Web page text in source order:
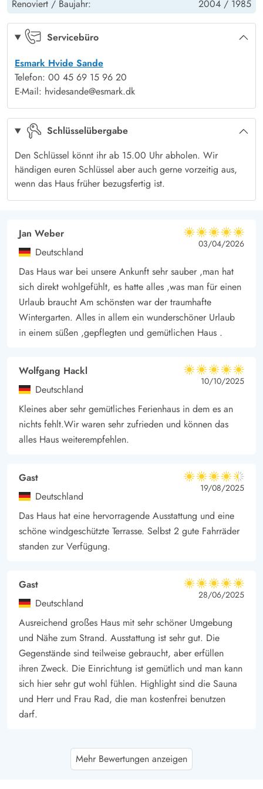
Ladeanschluss für Euer E-Auto. Er sorgt für eine bequeme und
nachhaltige Art, die Umgebung zu entdecken. Für Vorräte und
Snacks zwischendurch bietet euch der separate 90-Liter-
Sorgen um den Einkauf machen müsst.
Gönnt euch die Freiheit, die Ihr in eurem Ferienhaus in Klegod
euch von der Schönheit Dänemarks verzaubern und verbringt
unvergessliche Momente mit euren Lieben. Die Möglichkeiten
sind grenzenlos und warten darauf, von euch entdeckt zu
werden.
Renoviert / Baujahr: 2004 / 1985
Servicebüro
Esmark Hvide Sande
Telefon: 00 45 69 15 96 20
E-Mail: hvidesande@esmark.dk
Schlüsselübergabe
Den Schlüssel könnt ihr ab 15.00 Uhr abholen. Wir
händigen euren Schlüssel aber auch gerne vorzeitig aus,
wenn das Haus früher bezugsfertig ist.
Terrasse: offen Ja
Kinder: Kinderbett 1
Schaukeln
Jan Weber
Deutschland
5 von 5
5 von 5
5 out of 5
03/04/2026
Das Haus war bei unsere Ankunft sehr sauber ,man hat
sich direkt wohlgefühlt, es hatte alles ,was man für einen
Urlaub braucht Am schönsten war der traumhafte
Wintergarten. Alles in allem ein wunderschöner Urlaub
in einem süßen ,gepflegten und gemütlichen Haus .
Wolfgang Hackl
Deutschland
5 von 5
5 von 5
5 out of 5
10/10/2025
Kleines aber sehr gemütliches Ferienhaus in dem es an
nichts fehlt.Wir waren sehr zufrieden und können das
alles Haus weiterempfehlen.
Gast
Deutschland
4.5 von 5
4.5 von 5
4.5 out of 5
19/08/2025
Das Haus hat eine hervorragende Ausstattung und eine
schöne windgeschützte Terrasse. Selbst 2 gute Fahrräder
standen zur Verfügung.
Gast
Deutschland
5 von 5
5 von 5
5 out of 5
28/06/2025
Ausreichend großes Haus mit sehr schöner Umgebung
und Nähe zum Strand. Ausstattung ist sehr gut. Die
Gegenstände sind teilweise gebraucht, aber erfüllen
ihren Zweck. Die Einrichtung ist gemütlich und man kann
sich hier sehr gut wohl fühlen. Highlight sind die Sauna
und Herr und Frau Rad, die man kostenfrei benutzen
darf.
Sabine Bluhm
Deutschland
5 von 5
5 out of 5
Mehr Bewertungen anzeigen